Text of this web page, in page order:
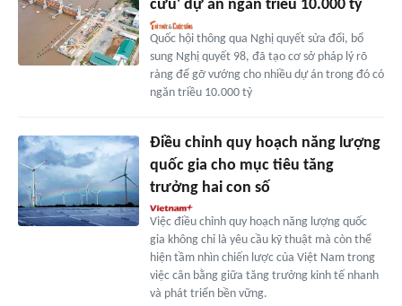
cứu' dự án ngăn triều 10.000 tỷ
Quốc hội thông qua Nghị quyết sửa đổi, bổ
sung Nghị quyết 98, đã tạo cơ sở pháp lý rõ
ràng để gỡ vướng cho nhiều dự án trong đó có
ngăn triều 10.000 tỷ
Điều chỉnh quy hoạch năng lượng
quốc gia cho mục tiêu tăng
trưởng hai con số
Việc điều chỉnh quy hoạch năng lượng quốc
gia không chỉ là yêu cầu kỹ thuật mà còn thể
hiện tầm nhìn chiến lược của Việt Nam trong
việc cân bằng giữa tăng trưởng kinh tế nhanh
và phát triển bền vững.